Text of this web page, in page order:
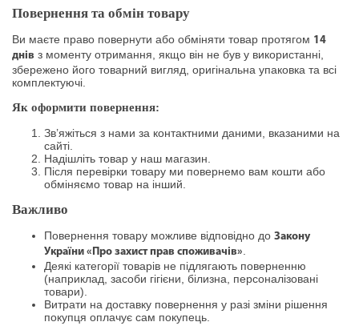
Повернення та обмін товару
Ви маєте право повернути або обміняти товар протягом 14
днів з моменту отримання, якщо він не був у використанні,
збережено його товарний вигляд, оригінальна упаковка та всі
комплектуючі.
Як оформити повернення:
Зв’яжіться з нами за контактними даними, вказаними на
сайті.
Надішліть товар у наш магазин.
Після перевірки товару ми повернемо вам кошти або
обміняємо товар на інший.
Важливо
Повернення товару можливе відповідно до Закону
України «Про захист прав споживачів».
Деякі категорії товарів не підлягають поверненню
(наприклад, засоби гігієни, білизна, персоналізовані
товари).
Витрати на доставку повернення у разі зміни рішення
покупця оплачує сам покупець.